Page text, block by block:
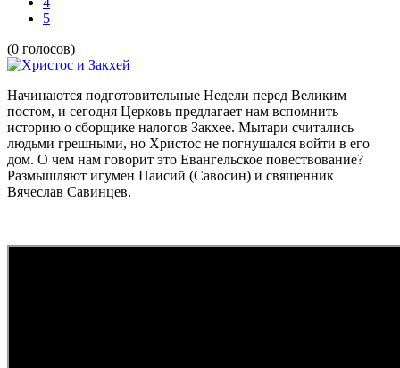
5
(0 голосов)
Начинаются подготовительные Недели перед Великим
постом, и сегодня Церковь предлагает нам вспомнить
историю о сборщике налогов Закхее. Мытари считались
людьми грешными, но Христос не погнушался войти в его
дом. О чем нам говорит это Евангельское повествование?
Размышляют игумен Паисий (Савосин) и священник
Вячеслав Савинцев.